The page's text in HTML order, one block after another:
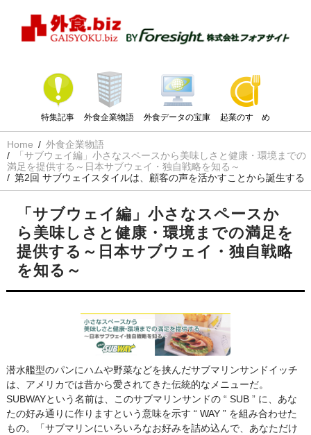
特集記事 外食企業物語 外食データの宝庫 起業のすゝめ
Home
外食企業物語
「サブウェイ編」小さなスペースから美味しさと健康・環境までの
満足を提供する～日本サブウェイ・独自戦略を知る～
第2回 サブウェイスタイルは、顧客の声を活かすことから誕生する
「サブウェイ編」小さなスペースか
ら美味しさと健康・環境までの満足を
提供する～日本サブウェイ・独自戦略
を知る～
潜水艦型のパンにハムや野菜などを挟んだサブマリンサンドイッチ
は、アメリカでは昔から愛されてきた伝統的なメニューだ。
SUBWAYという名前は、このサブマリンサンドの “ SUB ” に、あな
たの好み通りに作りますという意味を示す “ WAY ” を組み合わせた
もの。「サブマリンにいろいろなお好みを詰め込んで、あなただけ